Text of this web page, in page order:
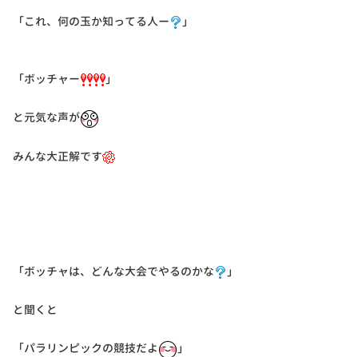
「これ、何の玉か知ってる人ー 」
「ボッチャー 」
と元気な声が
みんな大正解です
「ボッチャは、どんな大会でやるのかな 」
と聞くと
「パラリンピックの競技だよ 」